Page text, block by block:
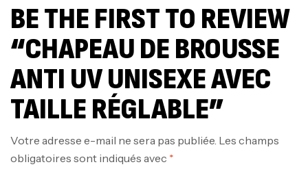
BE THE FIRST TO REVIEW
“CHAPEAU DE BROUSSE
ANTI UV UNISEXE AVEC
TAILLE RÉGLABLE”
Votre adresse e-mail ne sera pas publiée. Les champs
obligatoires sont indiqués avec *